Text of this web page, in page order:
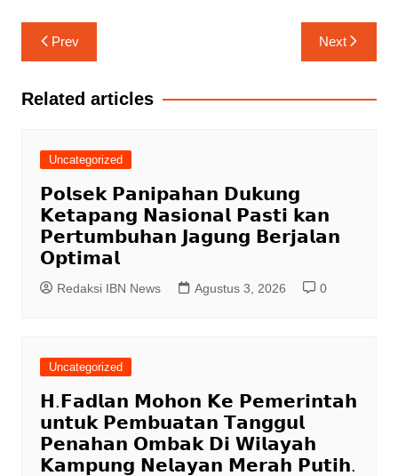
Navigasi
pos
Prev Next
Related articles
Uncategorized
𝗣𝗼𝗹𝘀𝗲𝗸 𝗣𝗮𝗻𝗶𝗽𝗮𝗵𝗮𝗻 𝗗𝘂𝗸𝘂𝗻𝗴
𝗞𝗲𝘁𝗮𝗽𝗮𝗻𝗴 𝗡𝗮𝘀𝗶𝗼𝗻𝗮𝗹 𝗣𝗮𝘀𝘁𝗶 𝗸𝗮𝗻
𝗣𝗲𝗿𝘁𝘂𝗺𝗯𝘂𝗵𝗮𝗻 𝗝𝗮𝗴𝘂𝗻𝗴 𝗕𝗲𝗿𝗷𝗮𝗹𝗮𝗻
𝗢𝗽𝘁𝗶𝗺𝗮𝗹
Redaksi IBN News Agustus 3, 2026 0
Uncategorized
𝗛.𝗙𝗮𝗱𝗹𝗮𝗻 𝗠𝗼𝗵𝗼𝗻 𝗞𝗲 𝗣𝗲𝗺𝗲𝗿𝗶𝗻𝘁𝗮𝗵
𝘂𝗻𝘁𝘂𝗸 𝗣𝗲𝗺𝗯𝘂𝗮𝘁𝗮𝗻 𝗧𝗮𝗻𝗴𝗴𝘂𝗹
𝗣𝗲𝗻𝗮𝗵𝗮𝗻 𝗢𝗺𝗯𝗮𝗸 𝗗𝗶 𝗪𝗶𝗹𝗮𝘆𝗮𝗵
𝗞𝗮𝗺𝗽𝘂𝗻𝗴 𝗡𝗲𝗹𝗮𝘆𝗮𝗻 𝗠𝗲𝗿𝗮𝗵 𝗣𝘂𝘁𝗶𝗵.